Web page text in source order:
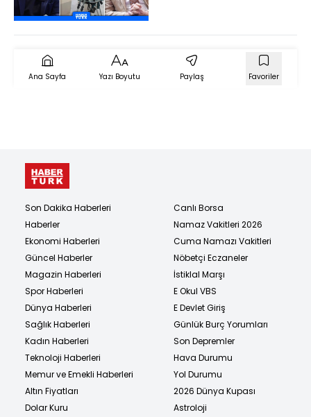
Neler?)
Ana Sayfa Yazı Boyutu Paylaş Favoriler
Son Dakika Haberleri
Haberler
Ekonomi Haberleri
Güncel Haberler
Magazin Haberleri
Spor Haberleri
Dünya Haberleri
Sağlık Haberleri
Kadın Haberleri
Teknoloji Haberleri
Memur ve Emekli Haberleri
Altın Fiyatları
Dolar Kuru
Canlı Borsa
Namaz Vakitleri 2026
Cuma Namazı Vakitleri
Nöbetçi Eczaneler
İstiklal Marşı
E Okul VBS
E Devlet Giriş
Günlük Burç Yorumları
Son Depremler
Hava Durumu
Yol Durumu
2026 Dünya Kupası
Astroloji